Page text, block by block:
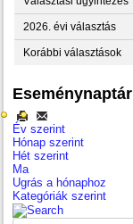
2026. évi választás
Korábbi választások
Eseménynaptár
Év szerint
Hónap szerint
Hét szerint
Ma
Ugrás a hónaphoz
Kategóriák szerint